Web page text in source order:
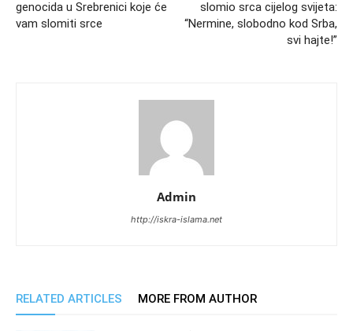
genocida u Srebrenici koje će
vam slomiti srce
slomio srca cijelog svijeta:
“Nermine, slobodno kod Srba,
svi hajte!”
Admin
http://iskra-islama.net
RELATED ARTICLES MORE FROM AUTHOR